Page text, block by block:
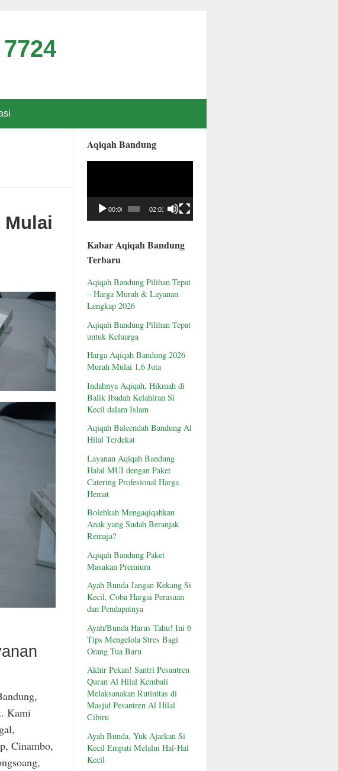
Mulai
Kami
Cinambo,
Aqiqah Bandung
00:00 02:01
Kabar Aqiqah Bandung
Terbaru
Aqiqah Bandung Pilihan Tepat
– Harga Murah & Layanan
Lengkap 2026
Aqiqah Bandung Pilihan Tepat
untuk Keluarga
Harga Aqiqah Bandung 2026
Murah Mulai 1,6 Juta
Indahnya Aqiqah, Hikmah di
Balik Ibadah Kelahiran Si
Kecil dalam Islam
Aqiqah Baleendah Bandung Al
Hilal Terdekat
Layanan Aqiqah Bandung
Halal MUI dengan Paket
Catering Profesional Harga
Hemat
Bolehkah Mengaqiqahkan
Anak yang Sudah Beranjak
Remaja?
Aqiqah Bandung Paket
Masakan Premium
Ayah Bunda Jangan Kekang Si
Kecil, Coba Hargai Perasaan
dan Pendapatnya
Ayah/Bunda Harus Tahu! Ini 6
Tips Mengelola Stres Bagi
Orang Tua Baru
Akhir Pekan! Santri Pesantren
Quran Al Hilal Kembali
Melaksanakan Rutinitas di
Masjid Pesantren Al Hilal
Cibiru
Ayah Bunda, Yuk Ajarkan Si
Kecil Empati Melalui Hal-Hal
Kecil